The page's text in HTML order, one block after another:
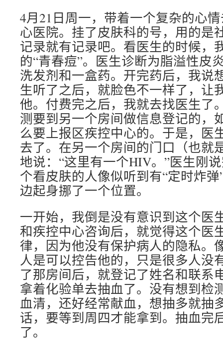
4月21日周一，带着一个复杂的心
心医院。挂了皮肤科的号，用的是
记录就有记录吧。看医生的时候，
的“青春痘”。医生诊断为脂溢性皮
洗发剂和一盒药。开完药后，我说
生听了之后，就脸色不一样了，让
他。付费完之后，我就去找医生了
测要到另一个房间做信息登记的，
么要上报区疾控中心的。于是，医
去了。在另一个房间的门口（也就
地说：“这里有一个HIV。”医生刚
个看皮肤的人像似听到有“定时炸
边起身挪了一个位置。
一开始，我倒是没有意识到这个医
和疾控中心咨询后，就觉得这个医
律，因为他没有保护病人的隐私。
人是可以控告他的，只是很多人没
了那房间后，就登记了姓名和联系
拿着化验单去抽血了。没有想到检
血清，还好经常献血，想抽多就抽
话，要等到周四才能拿到。抽血完
了。